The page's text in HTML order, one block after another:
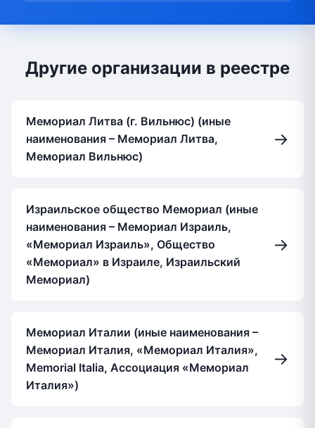
Другие организации в реестре
Мемориал Литва (г. Вильнюс) (иные
наименования – Мемориал Литва,
Мемориал Вильнюс)
→
Израильское общество Мемориал (иные
наименования – Мемориал Израиль,
«Мемориал Израиль», Общество
«Мемориал» в Израиле, Израильский
Мемориал)
→
Мемориал Италии (иные наименования –
Мемориал Италия, «Мемориал Италия»,
Memorial Italia, Ассоциация «Мемориал
Италия»)
→